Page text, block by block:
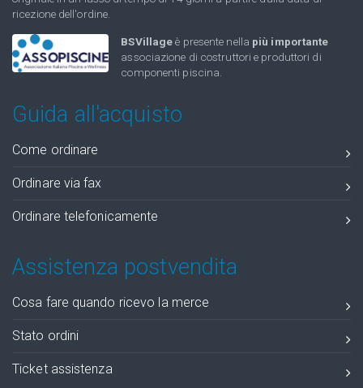
ricezione dell'ordine.
BSVillageè presente nella più importante
associazione di costruttori e produttori di
componenti piscina.
Guida all'acquisto
Come ordinare
Ordinare via fax
Ordinare telefonicamente
Assistenza postvendita
Cosa fare quando ricevo la merce
Stato ordini
Ticket assistenza